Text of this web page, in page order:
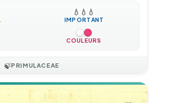
💧 💧 💧
IMPORTANT
COULEURS
🍃PRIMULACEAE